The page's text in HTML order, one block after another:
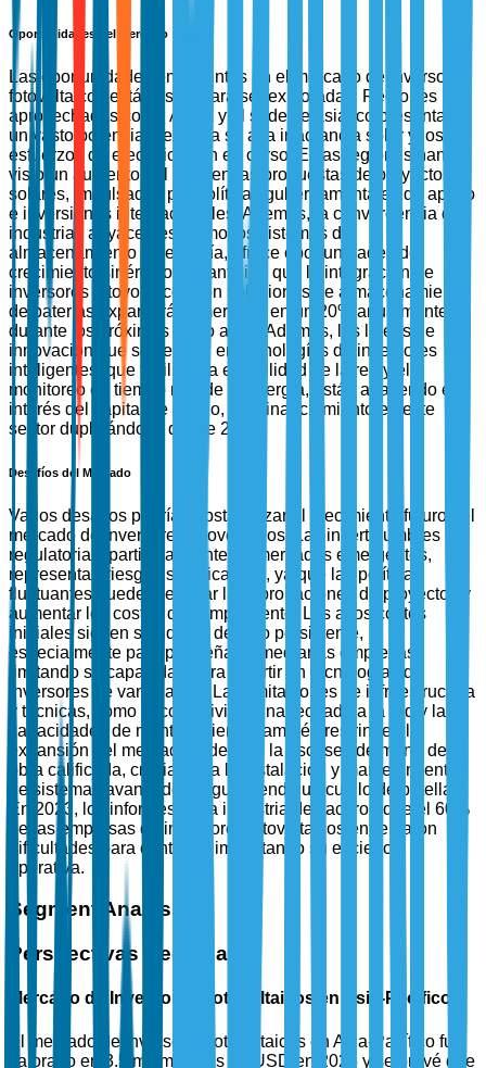
Oportunidades del Mercado
Las oportunidades emergentes en el mercado de inversores
fotovoltaicos están listas para ser exploradas. Regiones no
aprovechadas como África y el sudeste asiático presentan
un vasto potencial debido a su alta irradiancia solar y los
esfuerzos de electrificación en curso. Estas regiones han
visto un aumento del 50% en las propuestas de proyectos
solares, impulsadas por políticas gubernamentales de apoyo
e inversiones internacionales. Además, la convergencia de
industrias adyacentes, como los sistemas de
almacenamiento de energía, ofrece oportunidades de
crecimiento sinérgico. Se anticipa que la integración de
inversores fotovoltaicos con soluciones de almacenamiento
de baterías expandirá el mercado en un 20% anualmente
durante los próximos cinco años. Además, las líneas de
innovación que se centran en tecnologías de inversores
inteligentes, que facilitan la estabilidad de la red y el
monitoreo en tiempo real de la energía, están atrayendo el
interés del capital de riesgo, con financiamiento en este
sector duplicándose desde 2022.
Desafíos del Mercado
Varios desafíos podrían obstaculizar el crecimiento futuro del
mercado de inversores fotovoltaicos. Las incertidumbres
regulatorias, particularmente en mercados emergentes,
representan riesgos significativos, ya que las políticas
fluctuantes pueden retrasar las aprobaciones de proyectos y
aumentar los costos de cumplimiento. Los altos costos
iniciales siguen siendo un desafío persistente,
especialmente para pequeñas y medianas empresas,
limitando su capacidad para invertir en tecnologías de
inversores de vanguardia. Las limitaciones de infraestructura
y técnicas, como la conectividad inadecuada a la red y las
capacidades de mantenimiento, también restringen la
expansión del mercado. Además, la escasez de mano de
obra calificada, crucial para la instalación y mantenimiento
de sistemas avanzados, sigue siendo un cuello de botella.
En 2023, los informes de la industria destacaron que el 60%
de las empresas de inversores fotovoltaicos enfrentaron
dificultades para contratar, impactando su eficiencia
operativa.
Segment Analysis
Perspectivas Regionales
Mercado de Inversores Fotovoltaicos en Asia-Pacífico
El mercado de inversores fotovoltaicos en Asia-Pacífico fue
valorado en 3.5 mil millones de USD en 2025 y se prevé que